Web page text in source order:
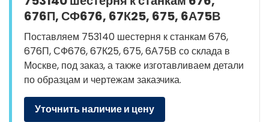
676П, СФ676, 67К25, 675, 6А75В
Поставляем 753140 шестерня к станкам 676,
676П, СФ676, 67К25, 675, 6А75В со склада в
Москве, под заказ, а также изготавливаем детали
по образцам и чертежам заказчика.
Уточнить наличие и цену